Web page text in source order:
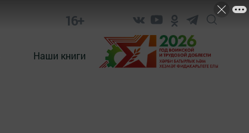
16+
Наши книги